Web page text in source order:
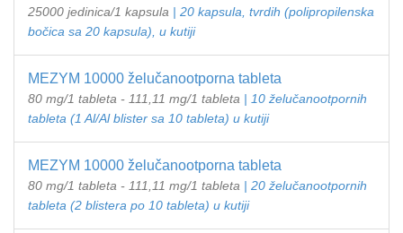
25000 jedinica/1 kapsula | 20 kapsula, tvrdih (polipropilenska
bočica sa 20 kapsula), u kutiji
MEZYM 10000 želučanootporna tableta
80 mg/1 tableta - 111,11 mg/1 tableta | 10 želučanootpornih
tableta (1 Al/Al blister sa 10 tableta) u kutiji
MEZYM 10000 želučanootporna tableta
80 mg/1 tableta - 111,11 mg/1 tableta | 20 želučanootpornih
tableta (2 blistera po 10 tableta) u kutiji